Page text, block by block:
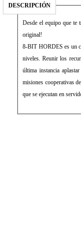
DESCRIPCIÓN
Desde el equipo que te trajo 8-Bit Armies llega una nueva
original!
8-BIT HORDES es un
niveles. Reunir los
última instancia
misiones cooperativas
que se ejecutan en